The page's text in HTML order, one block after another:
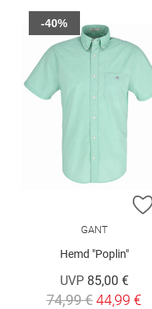
GANT
Hemd "Poplin"
UVP 85,00 €
74,99 €44,99 €
-40%